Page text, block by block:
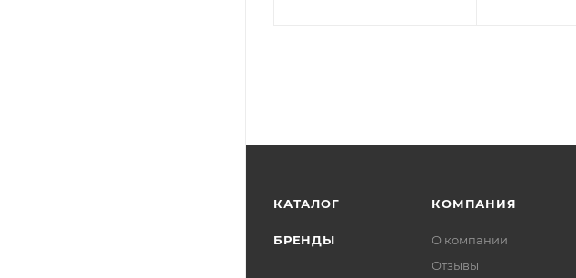
КАТАЛОГ
БРЕНДЫ
КОМПАНИЯ
О компании
Отзывы